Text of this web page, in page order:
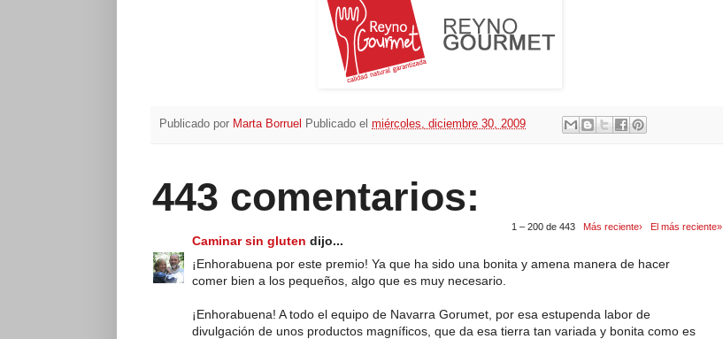
Publicado por Marta Borruel Publicado el miércoles, diciembre 30, 2009
443 comentarios:
1 – 200 de 443 Más reciente› El más reciente»
Caminar sin gluten dijo...
¡Enhorabuena por este premio! Ya que ha sido una bonita y amena manera de hacer
comer bien a los pequeños, algo que es muy necesario.
¡Enhorabuena! A todo el equipo de Navarra Gorumet, por esa estupenda labor de
divulgación de unos productos magníficos, que da esa tierra tan variada y bonita como es